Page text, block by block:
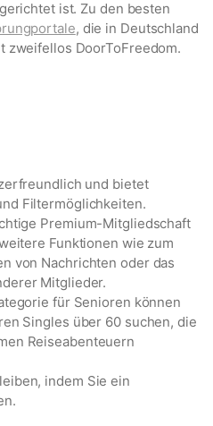
ist. Zu den besten
, die in Deutschland
zweifellos DoorToFreedom.
und bietet
Filtermöglichkeiten.
Premium-Mitgliedschaft
Funktionen wie zum
von Nachrichten oder das
Mitglieder.
für Senioren können
Singles über 60 suchen, die
Reiseabenteuern
indem Sie ein